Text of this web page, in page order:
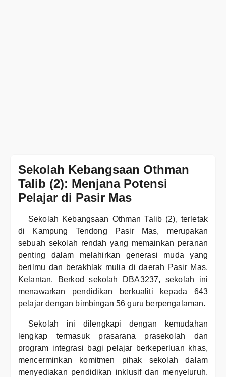
Sekolah Kebangsaan Othman
Talib (2): Menjana Potensi
Pelajar di Pasir Mas
Sekolah Kebangsaan Othman Talib (2), terletak
di Kampung Tendong Pasir Mas, merupakan
sebuah sekolah rendah yang memainkan peranan
penting dalam melahirkan generasi muda yang
berilmu dan berakhlak mulia di daerah Pasir Mas,
Kelantan. Berkod sekolah DBA3237, sekolah ini
menawarkan pendidikan berkualiti kepada 643
pelajar dengan bimbingan 56 guru berpengalaman.
Sekolah ini dilengkapi dengan kemudahan
lengkap termasuk prasarana prasekolah dan
program integrasi bagi pelajar berkeperluan khas,
mencerminkan komitmen pihak sekolah dalam
menyediakan pendidikan inklusif dan menyeluruh.